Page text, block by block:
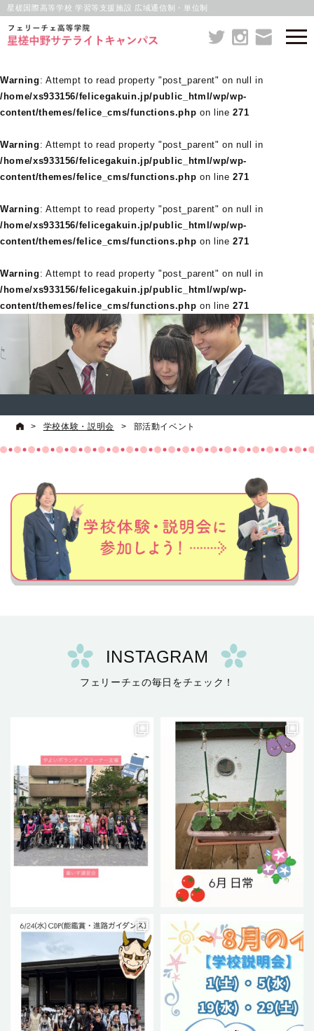
星槎国際高等学校 学習等支援施設 広域通信制・単位制
Warning : Attempt to read property "post_parent" on null in
/home/xs933156/felicegakuin.jp/public_html/wp/wp-
content/themes/felice_cms/functions.php on line271
Warning : Attempt to read property "post_parent" on null in
/home/xs933156/felicegakuin.jp/public_html/wp/wp-
content/themes/felice_cms/functions.php on line271
Warning : Attempt to read property "post_parent" on null in
/home/xs933156/felicegakuin.jp/public_html/wp/wp-
content/themes/felice_cms/functions.php on line271
Warning : Attempt to read property "post_parent" on null in
/home/xs933156/felicegakuin.jp/public_html/wp/wp-
content/themes/felice_cms/functions.php on line271
> 学校体験・説明会 > 部活動イベント
INSTAGRAM
フェリーチェの毎日をチェック！